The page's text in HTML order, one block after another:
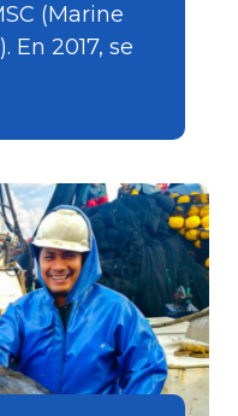
(Marine
En 2017, se